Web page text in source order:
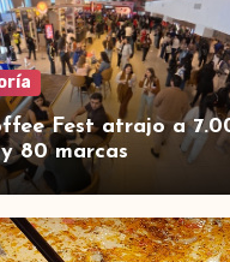
Fest atrajo a
80 marcas